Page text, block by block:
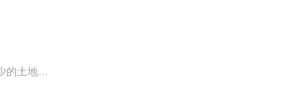
很久很久以前，在小马国这片神奇的土地上…… ……一个将友谊理念让位于贪婪、自私、偏执，和对逐渐减少的土地与自然资源的戒备时代来临了。一片片地区拿起武器对抗他们的邻居，世界末日就如同我们所预料到的那样发生了——世界陷入了由野火与黑魔法构成的深渊之中。这其中的细节不重要也毫无意义。一切的一切只因我们而起。这个世界上的生命几乎消失。这是一场种族大清洗；由小马蹄下击打而出的魔法迅速爆发失控。超聚魔法从天而降，整片世界都被火焰所吞噬，被沸腾滚烫的海水所包围。小马一族几乎消失殆尽，他们的...